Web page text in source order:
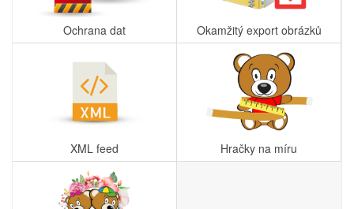
Ochrana dat Okamžitý export obrázků
XML feed Hračky na míru